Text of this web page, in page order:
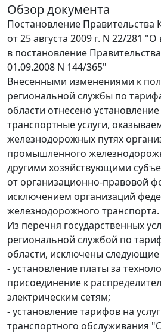
Обзор документа
Постановление Правительства
от 25 августа 2009 г. N 22/281
в постановление
01.09.2008 N 144/365"
Внесенными изменениями к
региональной службы по
области отнесено
транспортные услуги,
железнодорожных путях
промышленного
другими хозяйствующими
от организационно-правовой
исключением организаций
железнодорожного транспорта.
Из перечня государственных
региональной службой по
области, исключены следующие
- установление платы за
присоединение к
электрическим сетям;
- установление тарифов на
транспортного обслуживания